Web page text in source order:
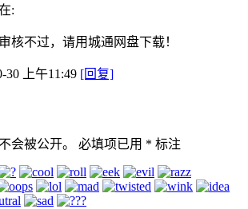
:
核不过，请用城通网盘下载！
30 上午11:49 [回复]
会被公开。 必填项已用 * 标注